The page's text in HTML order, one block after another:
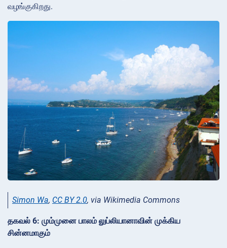
வழங்குகிறது.
Simon Wa, CC BY 2.0, via Wikimedia Commons
தகவல் 6: மும்முனை பாலம் லுப்லியானாவின் முக்கிய
சின்னமாகும்